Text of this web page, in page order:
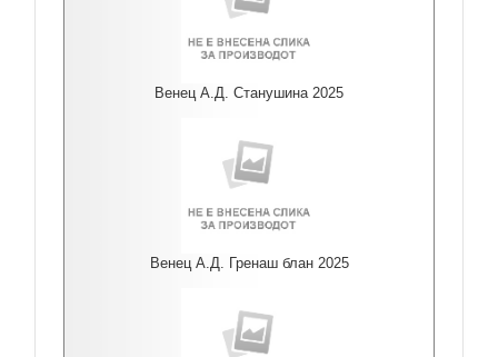
Венец А.Д. Станушина 2025
Венец А.Д. Гренаш блан 2025